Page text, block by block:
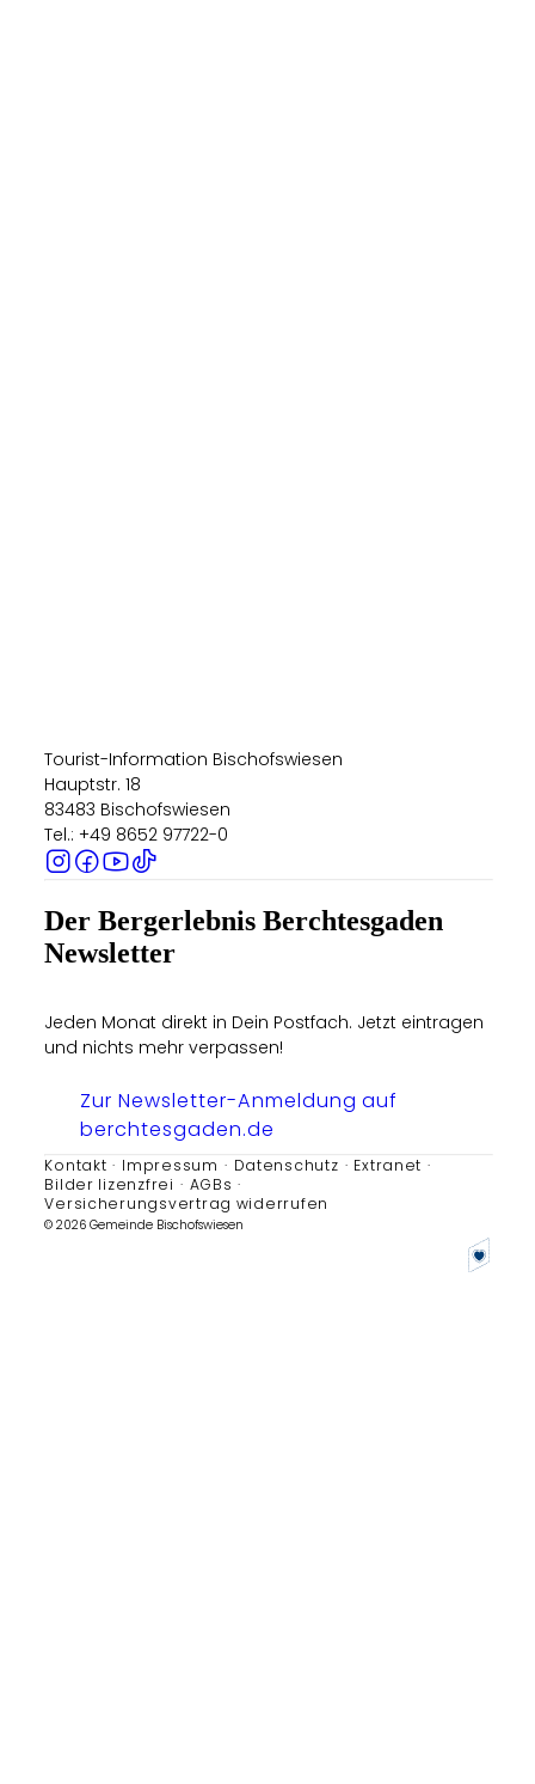
Tourist-Information Bischofswiesen
Hauptstr. 18
83483 Bischofswiesen
Tel.: +49 8652 97722-0
Der Bergerlebnis Berchtesgaden
Newsletter
Jeden Monat direkt in Dein Postfach. Jetzt eintragen
und nichts mehr verpassen!
Zur Newsletter-Anmeldung auf
berchtesgaden.de
Kontakt Impressum Datenschutz
Extranet
Bilder lizenzfrei
AGBs
Versicherungsvertrag widerrufen
© 2026 Gemeinde Bischofswiesen